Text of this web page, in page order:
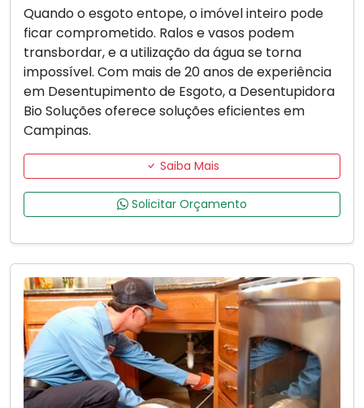
Quando o esgoto entope, o imóvel inteiro pode
ficar comprometido. Ralos e vasos podem
transbordar, e a utilização da água se torna
impossível. Com mais de 20 anos de experiência
em Desentupimento de Esgoto, a Desentupidora
Bio Soluções oferece soluções eficientes em
Campinas.
Saiba Mais
Solicitar Orçamento